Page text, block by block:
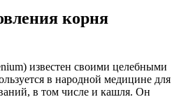
корня
известен своими целебными
в народной медицине для
в том числе и кашля. Он